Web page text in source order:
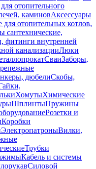
отопительного
каминовАксессуары
отопительных котлов,
сантехнические,
фитинги внутренней
канализацииЛюки
СваиЗаборы,
дюбелиСкобы,
ХомутыХимические
ШплинтыПружины
Розетки и
Коробки
ЭлектропатроныВилки,
Трубки
Кабель и системы
Силовой